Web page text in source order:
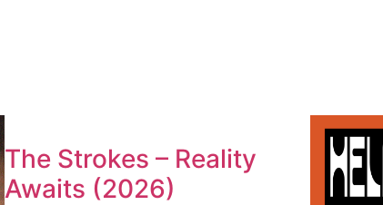
The Strokes – Reality
Awaits (2026)